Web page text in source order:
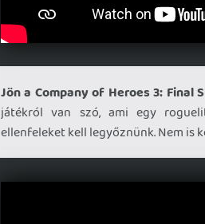
Jön a Company of Heroes 3: Final
játékról van szó, ami egy
ellenfeleket kell legyőznünk. Nem is